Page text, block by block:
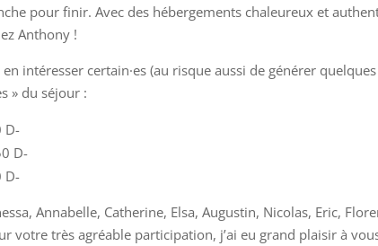
pour finir. Avec des hébergements chaleureux et
Anthony !
en intéresser certain·es (au risque aussi de générer
» du séjour :
D-
D-
D-
Annabelle, Catherine, Elsa, Augustin, Nicolas, Eric,
votre très agréable participation, j’ai eu grand plaisir à